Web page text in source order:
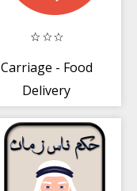
Carriage - Food
Delivery